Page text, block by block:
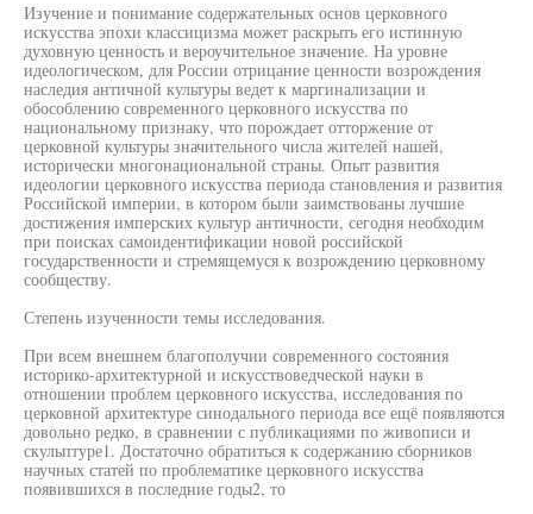
Изучение и понимание содержательных основ церковного
искусства эпохи классицизма может раскрыть его истинную
духовную ценность и вероучительное значение. На уровне
идеологическом, для России отрицание ценности возрождения
наследия античной культуры ведет к маргинализации и
обособлению современного церковного искусства по
национальному признаку, что порождает отторжение от
церковной культуры значительного числа жителей нашей,
исторически многонациональной страны. Опыт развития
идеологии церковного искусства периода становления и развития
Российской империи, в котором были заимствованы лучшие
достижения имперских культур античности, сегодня необходим
при поисках самоидентификации новой российской
государственности и стремящемуся к возрождению церковному
сообществу.
Степень изученности темы исследования.
При всем внешнем благополучии современного состояния
историко-архитектурной и искусствоведческой науки в
отношении проблем церковного искусства, исследования по
церковной архитектуре синодального периода все ещё появляются
довольно редко, в сравнении с публикациями по живописи и
скульптуре1. Достаточно обратиться к содержанию сборников
научных статей по проблематике церковного искусства
появившихся в последние годы2, то